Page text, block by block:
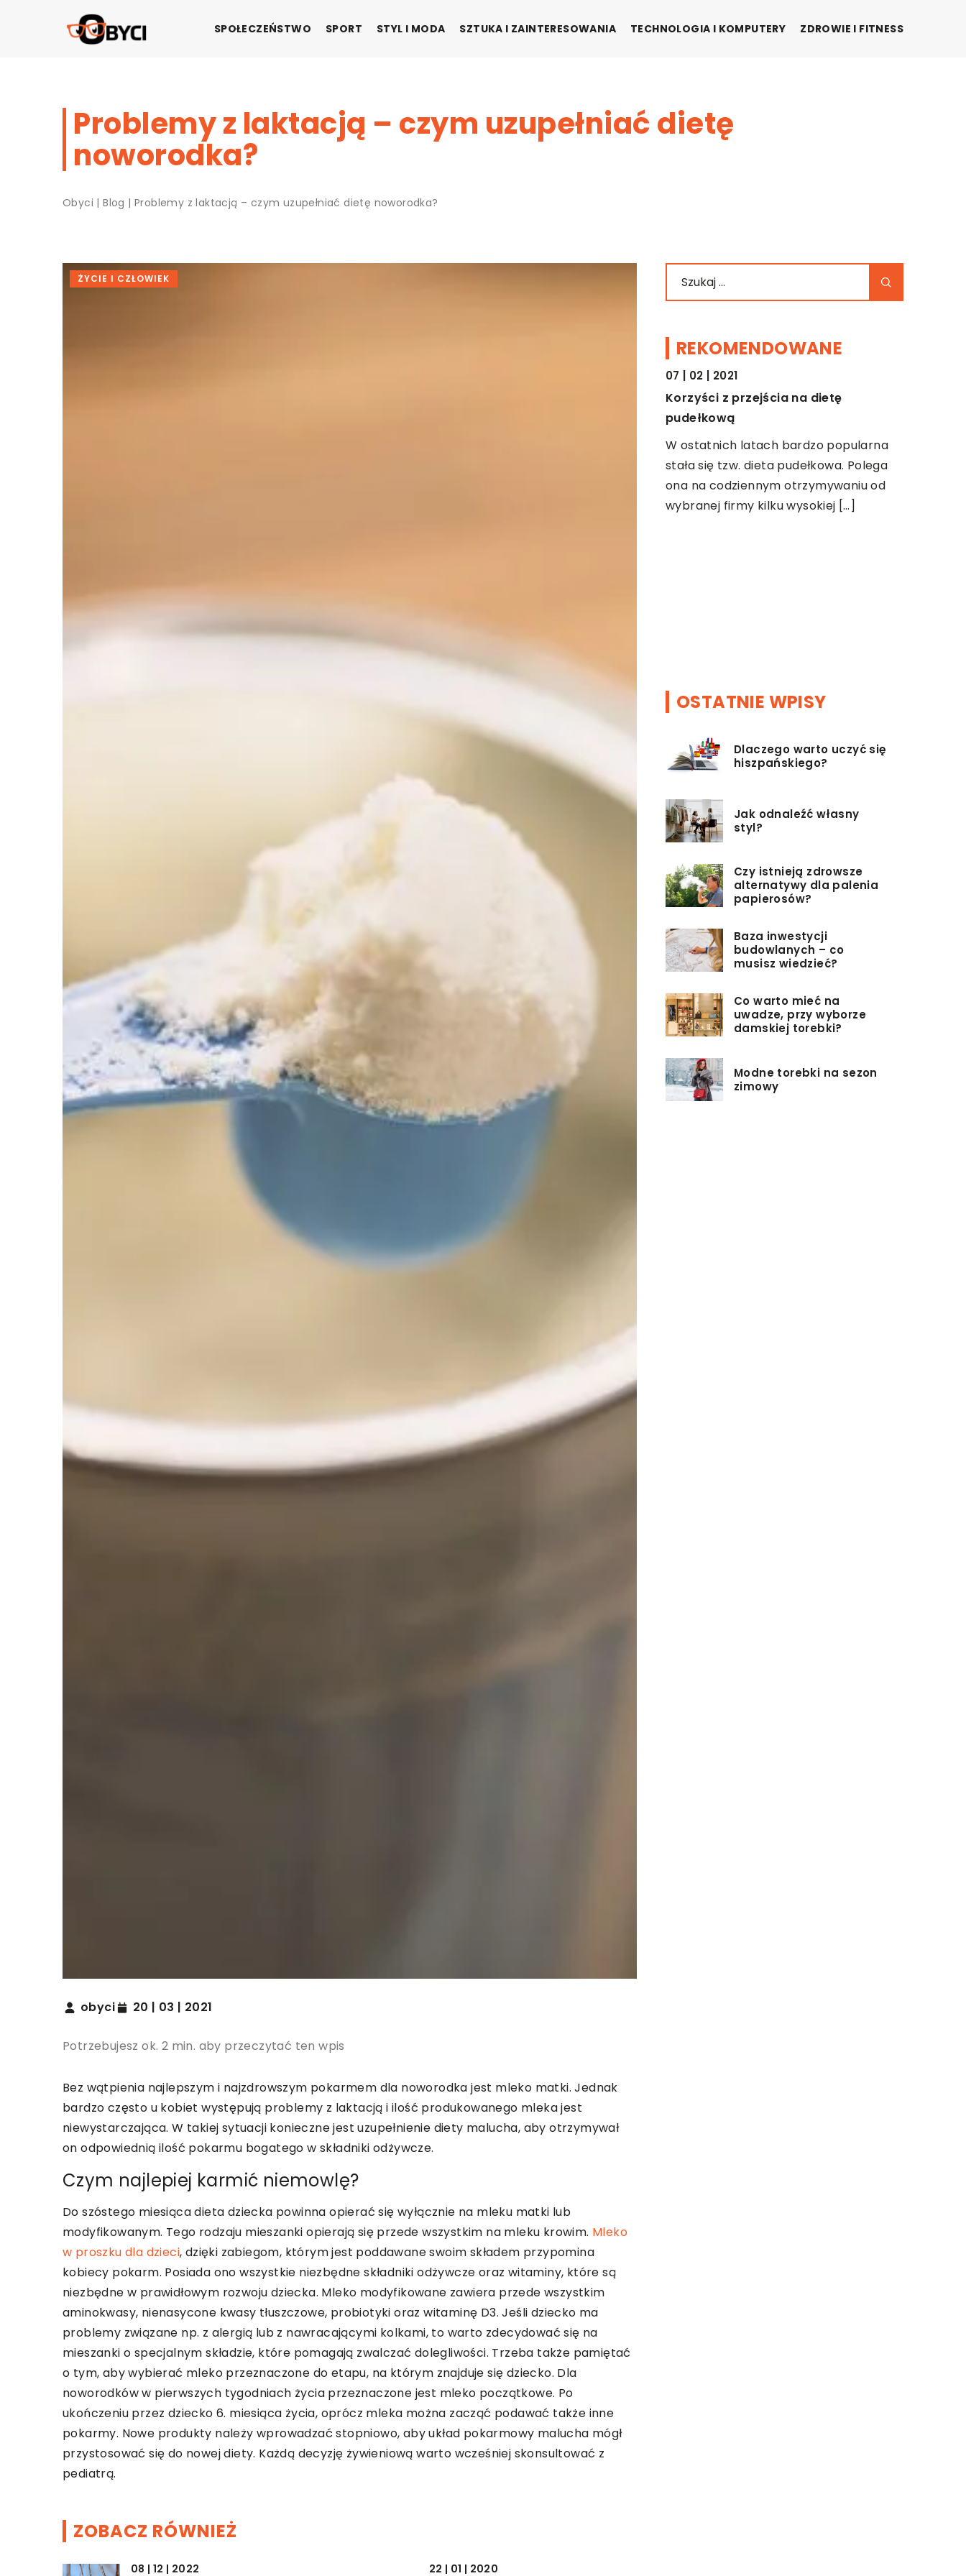
SPOŁECZEŃSTWO SPORT STYL I MODA SZTUKA I ZAINTERESOWANIA TECHNOLOGIA I KOMPUTERY ZDROWIE I FITNESS
Problemy z laktacją – czym uzupełniać dietę
noworodka?
Obyci |Blog |Problemy z laktacją – czym uzupełniać dietę noworodka?
ŻYCIE I CZŁOWIEK
obyci 20 | 03 | 2021
Potrzebujesz ok. 2 min. aby przeczytać ten wpis
Bez wątpienia najlepszym i najzdrowszym pokarmem dla noworodka jest mleko matki. Jednak
bardzo często u kobiet występują problemy z laktacją i ilość produkowanego mleka jest
niewystarczająca. W takiej sytuacji konieczne jest uzupełnienie diety malucha, aby otrzymywał
on odpowiednią ilość pokarmu bogatego w składniki odżywcze.
Czym najlepiej karmić niemowlę?
Do szóstego miesiąca dieta dziecka powinna opierać się wyłącznie na mleku matki lub
modyfikowanym. Tego rodzaju mieszanki opierają się przede wszystkim na mleku krowim. Mleko
w proszku dla dzieci, dzięki zabiegom, którym jest poddawane swoim składem przypomina
kobiecy pokarm. Posiada ono wszystkie niezbędne składniki odżywcze oraz witaminy, które są
niezbędne w prawidłowym rozwoju dziecka. Mleko modyfikowane zawiera przede wszystkim
aminokwasy, nienasycone kwasy tłuszczowe, probiotyki oraz witaminę D3. Jeśli dziecko ma
problemy związane np. z alergią lub z nawracającymi kolkami, to warto zdecydować się na
mieszanki o specjalnym składzie, które pomagają zwalczać dolegliwości. Trzeba także pamiętać
o tym, aby wybierać mleko przeznaczone do etapu, na którym znajduje się dziecko. Dla
noworodków w pierwszych tygodniach życia przeznaczone jest mleko początkowe. Po
ukończeniu przez dziecko 6. miesiąca życia, oprócz mleka można zacząć podawać także inne
pokarmy. Nowe produkty należy wprowadzać stopniowo, aby układ pokarmowy malucha mógł
przystosować się do nowej diety. Każdą decyzję żywieniową warto wcześniej skonsultować z
pediatrą.
ZOBACZ RÓWNIEŻ
08 | 12 | 2022 22 | 01 | 2020
REKOMENDOWANE
człowieka. W związku z tym […]
ZDROWY STYL ŻYCIA
07 | 02 | 2021
Korzyści z przejścia na dietę
pudełkową
W ostatnich latach bardzo popularna
stała się tzw. dieta pudełkowa. Polega
ona na codziennym otrzymywaniu od
wybranej firmy kilku wysokiej […]
OSTATNIE WPISY
Dlaczego warto uczyć się
hiszpańskiego?
Jak odnaleźć własny
styl?
Czy istnieją zdrowsze
alternatywy dla palenia
papierosów?
Baza inwestycji
budowlanych – co
musisz wiedzieć?
Co warto mieć na
uwadze, przy wyborze
damskiej torebki?
Modne torebki na sezon
zimowy